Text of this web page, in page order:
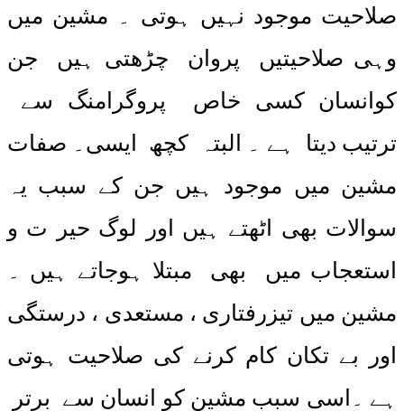
صلاحیت موجود نہیں ہوتی ۔ مشین میں
وہی صلاحیتیں پروان چڑھتی ہیں جن
کوانسان کسی خاص پروگرامنگ سے
ترتیب دیتا ہے ۔ البتہ کچھ ایسی۔ صفات
مشین میں موجود ہیں جن کے سبب یہ
سوالات بھی اٹھتے ہیں اور لوگ حیر ت و
استعجاب میں بھی مبتلا ہوجاتے ہیں ۔
مشین میں تیزرفتاری ، مستعدی ، درستگی
اور بے تکان کام کرنے کی صلاحیت ہوتی
ہے ۔اسی سبب مشین کو انسان سے برتر